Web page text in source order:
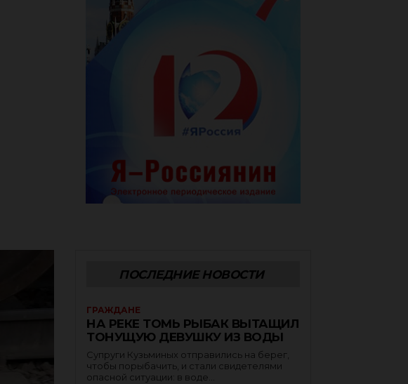
ПОСЛЕДНИЕ НОВОСТИ
ГРАЖДАНЕ
НА РЕКЕ ТОМЬ РЫБАК ВЫТАЩИЛ
ТОНУЩУЮ ДЕВУШКУ ИЗ ВОДЫ
Супруги Кузьминых отправились на берег,
чтобы порыбачить, и стали свидетелями
опасной ситуации: в воде...